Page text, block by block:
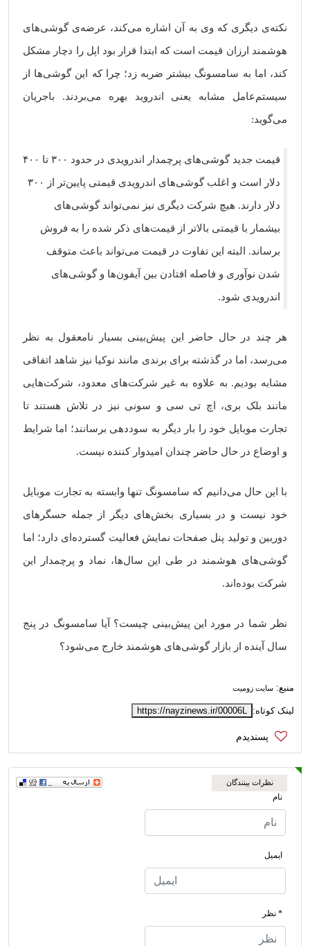
نکته‌ی دیگری که وی به آن اشاره می‌کند، عرضه‌ی گوشی‌های
هوشمند ارزان قیمت است که ابتدا قرار بود اپل را دچار مشکل
کند، اما به سامسونگ بیشتر ضربه زد؛ چرا که این گوشی‌ها از
سیستم‌عامل مشابه یعنی اندروید بهره می‌بردند. باجریان
می‌گوید:
قیمت جدید گوشی‌های پرچمدار اندرویدی در حدود ۳۰۰ تا ۴۰۰
دلار است و اغلب گوشی‌های اندرویدی قیمتی پایین‌تر از ۳۰۰
دلار دارند. هیچ شرکت دیگری نیز نمی‌تواند گوشی‌های
بیشمار با قیمتی بالاتر از قیمت‌های ذکر شده را به فروش
برساند. البته این تفاوت در قیمت می‌تواند باعث متوقف
شدن نوآوری و فاصله افتادن بین آیفون‌ها و گوشی‌های
اندرویدی شود.
هر چند در حال حاضر این پیش‌بینی بسیار نامعقول به نظر
می‌رسد، اما در گذشته برای برندی مانند نوکیا نیز شاهد اتفاقی
مشابه بودیم. به علاوه به غیر شرکت‌های معدود، شرکت‌هایی
مانند بلک بری، اچ تی سی و سونی نیز در تلاش هستند تا
تجارت موبایل خود را بار دیگر به سوددهی برسانند؛ اما شرایط
و اوضاع در حال حاضر چندان امیدوار کننده نیست.
با این حال می‌دانیم که سامسونگ تنها وابسته به تجارت موبایل
خود نیست و در بسیاری بخش‌های دیگر از جمله حسگرهای
دوربین و تولید پنل‌ صفحات نمایش فعالیت گسترده‌ای دارد؛ اما
گوشی‌های هوشمند در طی این سال‌ها، نماد و پرچمدار این
شرکت بوده‌اند.
نظر شما در مورد این پیش‌بینی چیست؟ آیا سامسونگ در پنج
سال آینده از بازار گوشی‌های هوشمند خارج می‌شود؟
منبع: سایت زومیت
لینک کوتاه: https://nayzinews.ir/00006L
نظرات بینندگان
نام
ایمیل
* نظر